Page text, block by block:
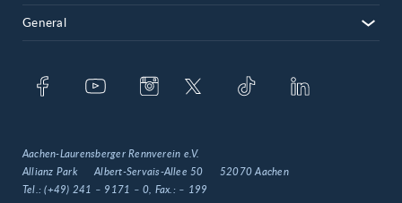
General
Aachen-Laurensberger Rennverein e.V.
Allianz Park
Albert-Servais-Allee 50
52070 Aachen
Tel.:(+49) 241 – 9171 – 0 , Fax.: – 199